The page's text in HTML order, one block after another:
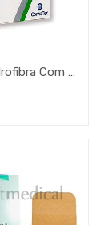
Penso Hidrofibra Com Prata Aquacel Ag + Extra